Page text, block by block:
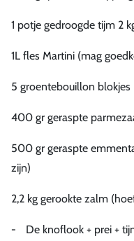
1 potje gedroogde tijm 2
1L fles Martini (mag
5 groentebouillon blokjes
400 gr geraspte
500 gr geraspte
zijn)
2,2 kg gerookte zalm
-
De knoflook + prei +